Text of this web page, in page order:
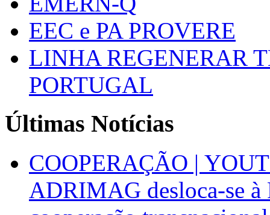
EEC e PA PROVERE
LINHA REGENERAR
PORTUGAL
Últimas Notícias
COOPERAÇÃO |
ADRIMAG desloca-se